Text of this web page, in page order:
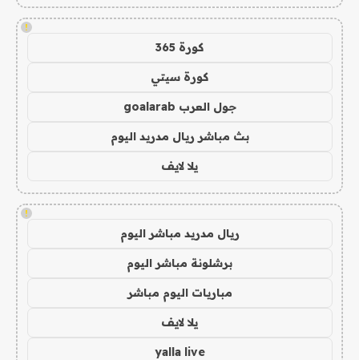
!
كورة 365
كورة سيتي
جول العرب goalarab
بث مباشر ريال مدريد اليوم
يلا لايف
!
ريال مدريد مباشر اليوم
برشلونة مباشر اليوم
مباريات اليوم مباشر
يلا لايف
yalla live